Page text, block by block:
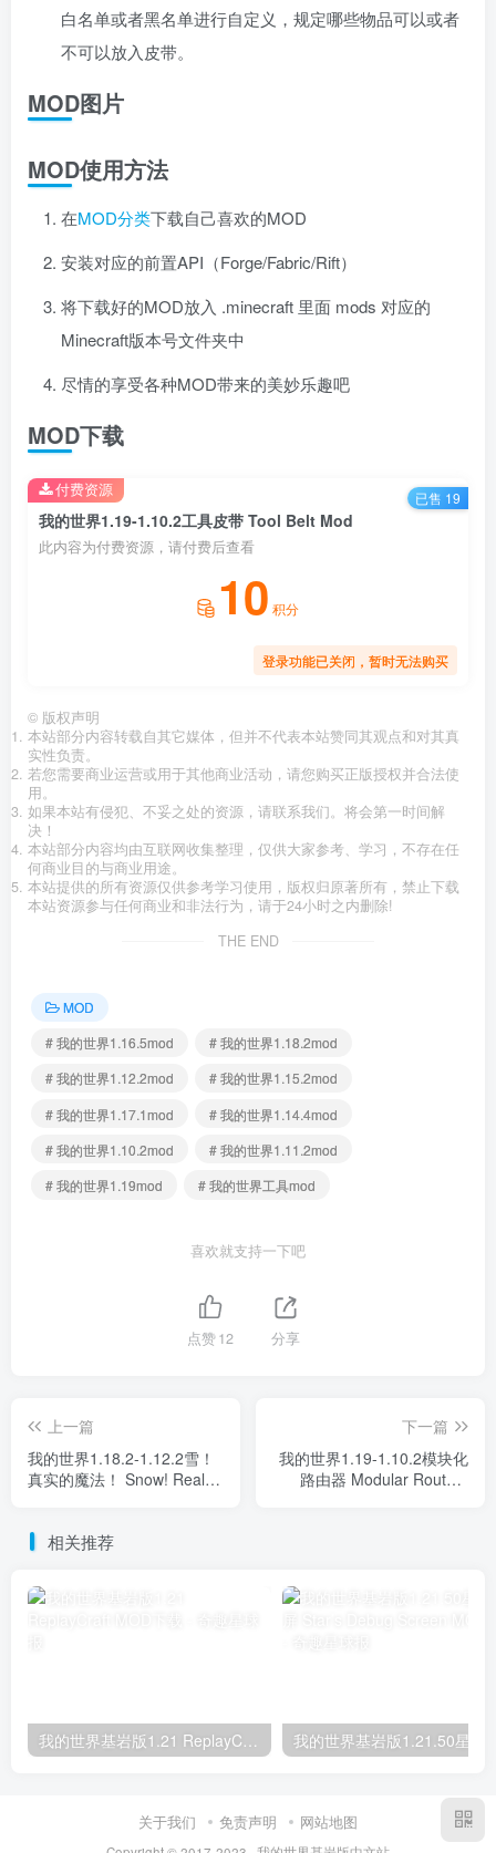
白名单或者黑名单进行自定义，规定哪些物品可以或者
不可以放入皮带。
MOD图片
MOD使用方法
在MOD分类下载自己喜欢的MOD
安装对应的前置API（Forge/Fabric/Rift）
将下载好的MOD放入 .minecraft 里面 mods 对应的
Minecraft版本号文件夹中
尽情的享受各种MOD带来的美妙乐趣吧
MOD下载
我的世界1.19-1.10.2工具皮带 Tool Belt Mod
此内容为付费资源，请付费后查看
10 积分
登录功能已关闭，暂时无法购买
付费资源 已售 19
© 版权声明
本站部分内容转载自其它媒体，但并不代表本站赞同其观点和对其真
实性负责。
若您需要商业运营或用于其他商业活动，请您购买正版授权并合法使
用。
如果本站有侵犯、不妥之处的资源，请联系我们。将会第一时间解
决！
本站部分内容均由互联网收集整理，仅供大家参考、学习，不存在任
何商业目的与商业用途。
本站提供的所有资源仅供参考学习使用，版权归原著所有，禁止下载
本站资源参与任何商业和非法行为，请于24小时之内删除!
THE END
MOD
# 我的世界1.16.5mod
# 我的世界1.18.2mod
# 我的世界1.12.2mod
# 我的世界1.15.2mod
# 我的世界1.17.1mod
# 我的世界1.14.4mod
# 我的世界1.10.2mod
# 我的世界1.11.2mod
# 我的世界1.19mod
# 我的世界工具mod
喜欢就支持一下吧
点赞12 分享
上一篇
我的世界1.18.2-1.12.2雪！
真实的魔法！ Snow! Real
下一篇
我的世界1.19-1.10.2模块化
路由器 Modular Routers
相关推荐
我的世界基岩版1.21 ReplayCraft MOD下载
关于我们 免责声明 网站地图